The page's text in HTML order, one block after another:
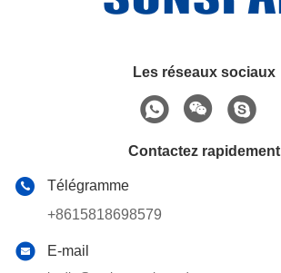
Les réseaux sociaux
Contactez rapidement
Télégramme
+8615818698579
E-mail